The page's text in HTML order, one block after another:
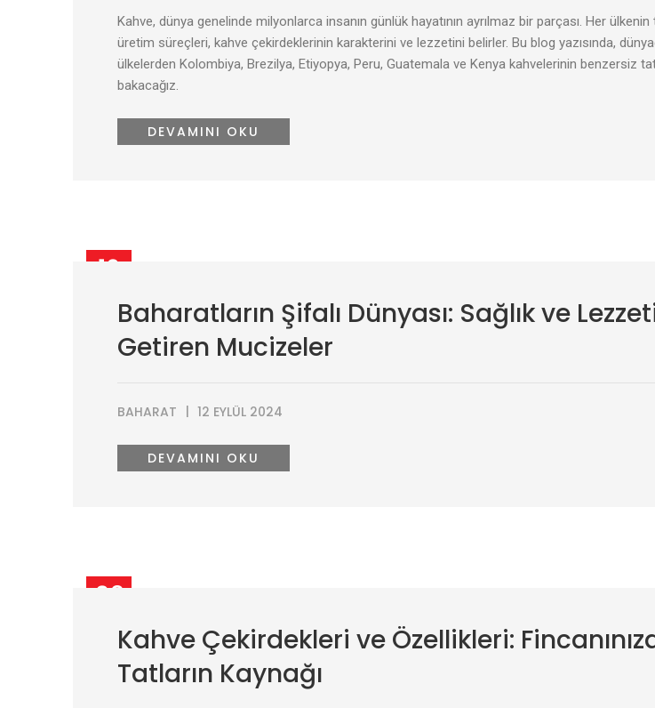
Kahve, dünya genelinde milyonlarca insanın günlük hayatının ayrılmaz bir parçası. Her
üretim süreçleri, kahve çekirdeklerinin karakterini ve lezzetini belirler. Bu blog yazısında,
ülkelerden Kolombiya, Brezilya, Etiyopya, Peru, Guatemala ve Kenya kahvelerinin benzersiz
bakacağız.
DEVAMINI OKU
12
Baharatların Şifalı Dünyası: Sağlık ve
Getiren Mucizeler
BAHARAT 12 EYLÜL 2024
DEVAMINI OKU
03
Kahve Çekirdekleri ve Özellikleri:
Tatların Kaynağı